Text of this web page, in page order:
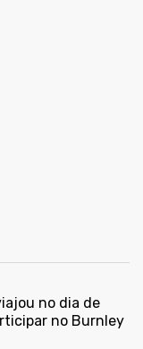
no dia de
no Burnley